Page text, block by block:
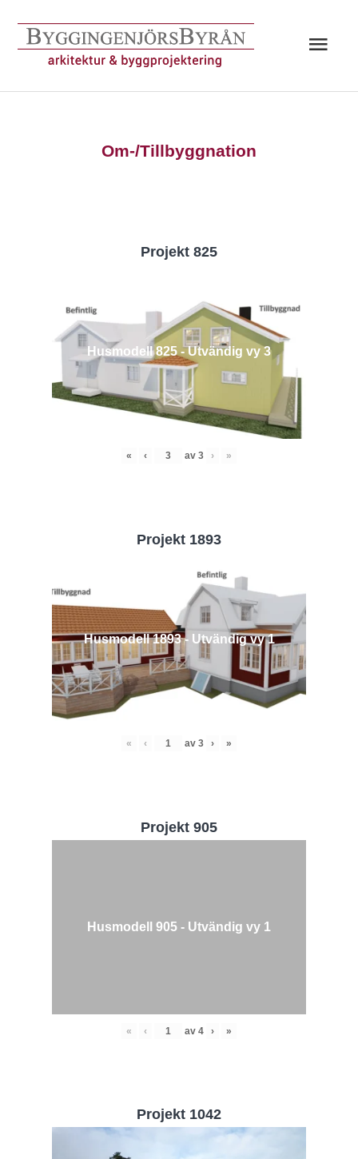
innehåll
Om-/Tillbyggnation
Projekt 825
Husmodell 825 - Utvändig vy 3
« ‹ av 3 › »
Projekt 1893
Husmodell 1893 - Utvändig vy 1
« ‹ av 3 › »
Projekt 905
Husmodell 905 - Utvändig vy 1
« ‹ av 4 › »
Projekt 1042